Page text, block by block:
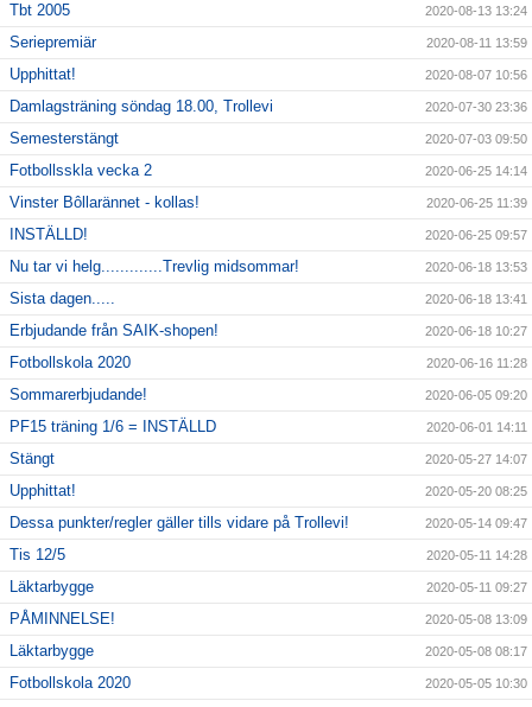
Tbt 2005 2020-08-13 13:24
Seriepremiär 2020-08-11 13:59
Upphittat! 2020-08-07 10:56
Damlagsträning söndag 18.00, Trollevi 2020-07-30 23:36
Semesterstängt 2020-07-03 09:50
Fotbollsskla vecka 2 2020-06-25 14:14
Vinster Bôllarännet - kollas! 2020-06-25 11:39
INSTÄLLD! 2020-06-25 09:57
Nu tar vi helg.............Trevlig midsommar! 2020-06-18 13:53
Sista dagen..... 2020-06-18 13:41
Erbjudande från SAIK-shopen! 2020-06-18 10:27
Fotbollskola 2020 2020-06-16 11:28
Sommarerbjudande! 2020-06-05 09:20
PF15 träning 1/6 = INSTÄLLD 2020-06-01 14:11
Stängt 2020-05-27 14:07
Upphittat! 2020-05-20 08:25
Dessa punkter/regler gäller tills vidare på Trollevi! 2020-05-14 09:47
Tis 12/5 2020-05-11 14:28
Läktarbygge 2020-05-11 09:27
PÅMINNELSE! 2020-05-08 13:09
Läktarbygge 2020-05-08 08:17
Fotbollskola 2020 2020-05-05 10:30